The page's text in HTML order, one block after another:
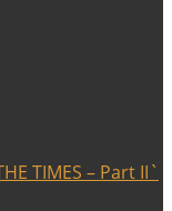
TIMES – Part II`